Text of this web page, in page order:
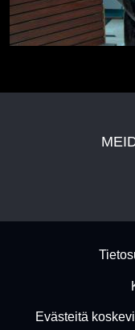
Footer -
Evästeitä